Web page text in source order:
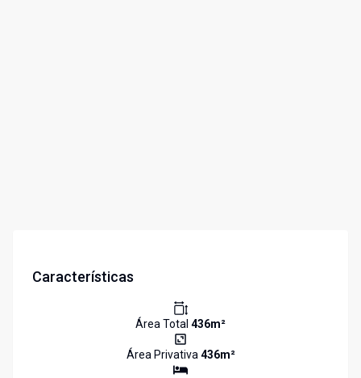
Características
Área Total 436m²
Área Privativa436m²